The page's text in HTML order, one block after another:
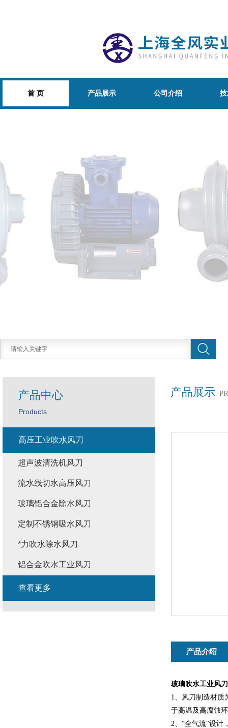
首 页 产品展示 公司介绍
产品展示
产品介绍
玻璃吹水工业风刀
1、风刀制造材质
于高温及高腐蚀
2、“全气流"设计
产品中心
Products
高压工业吹水风刀
超声波清洗机风刀
流水线切水高压风刀
玻璃铝合金除水风刀
定制不锈钢吸水风刀
*力吹水除水风刀
铝合金吹水工业风刀
查看更多